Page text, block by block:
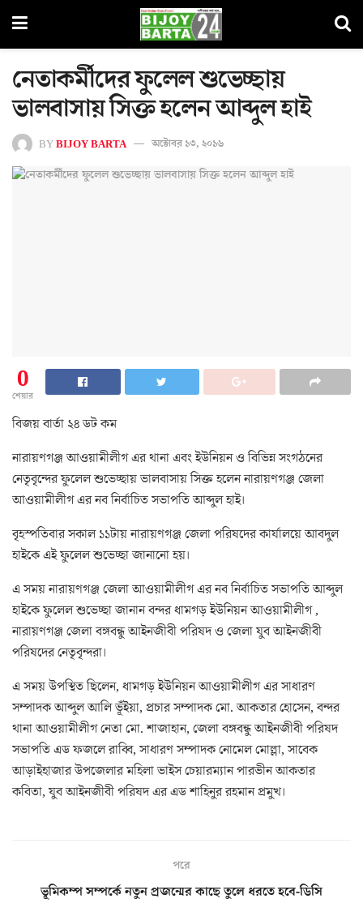
নেতাকর্মীদের ফুলেল শুভেচ্ছায়
ভালবাসায় সিক্ত হলেন আব্দুল হাই
BYBIJOY BARTA অক্টোবর ১৩, ২০১৬
0
শেয়ার
বিজয় বার্তা ২৪ ডট কম
নারায়ণগঞ্জ আওয়ামীলীগ এর থানা এবং ইউনিয়ন ও বিভিন্ন সংগঠনের
নেতৃবৃন্দের ফুলেল শুভেচ্ছায় ভালবাসায় সিক্ত হলেন নারায়ণগঞ্জ জেলা
আওয়ামীলীগ এর নব নির্বাচিত সভাপতি আব্দুল হাই।
বৃহস্পতিবার সকাল ১১টায় নারায়ণগঞ্জ জেলা পরিষদের কার্যালয়ে আবদুল
হাইকে এই ফুলেল শুভেচ্ছা জানানো হয়।
এ সময় নারায়ণগঞ্জ জেলা আওয়ামীলীগ এর নব নির্বাচিত সভাপতি আব্দুল
হাইকে ফুলেল শুভেচ্ছা জানান বন্দর ধামগড় ইউনিয়ন আওয়ামীলীগ ,
নারায়ণগঞ্জ জেলা বঙ্গবন্ধু আইনজীবী পরিষদ ও জেলা যুব আইনজীবী
পরিষদের নেতৃবৃন্দরা।
এ সময় উপস্থিত ছিলেন, ধামগড় ইউনিয়ন আওয়ামীলীগ এর সাধারণ
সম্পাদক আব্দুল আলি ভূঁইয়া, প্রচার সম্পাদক মো. আকতার হোসেন, বন্দর
থানা আওয়ামীলীগ নেতা মো. শাজাহান, জেলা বঙ্গবন্ধু আইনজীবী পরিষদ
সভাপতি এড ফজলে রাব্বি, সাধারণ সম্পাদক নোমেল মোল্লা, সাবেক
আড়াইহাজার উপজেলার মহিলা ভাইস চেয়ারম্যান পারভীন আকতার
কবিতা, যুব আইনজীবী পরিষদ এর এড শাহিনুর রহমান প্রমুখ।
পরে
ভূমিকম্প সম্পর্কে নতুন প্রজন্মের কাছে তুলে ধরতে হবে-ডিসি